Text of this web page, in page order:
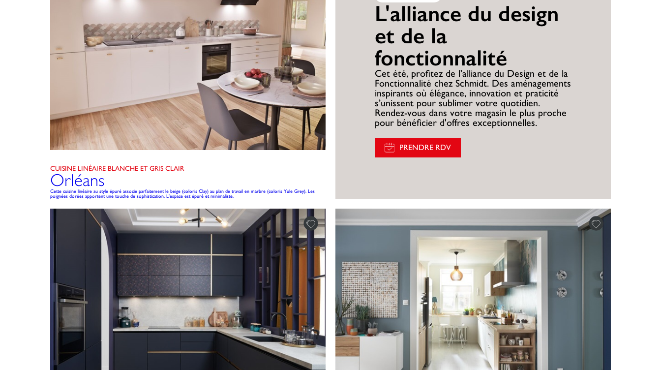
CUISINE LINÉAIRE BLANCHE ET GRIS CLAIR
Orléans
Cette cuisine linéaire au style épuré associe parfaitement le beige (coloris Clay) au plan de travail en marbre (coloris Yule Grey). Les
poignées dorées apportent une touche de sophistication. L’espace est épuré et minimaliste.
L'alliance du design
et de la
fonctionnalité
Cet été, profitez de l’alliance du Design et de la
Fonctionnalité chez Schmidt. Des aménagements
inspirants où élégance, innovation et praticité
s’unissent pour sublimer votre quotidien.
Rendez-vous dans votre magasin le plus proche
pour bénéficier d'offres exceptionnelles.
PRENDRE RDV